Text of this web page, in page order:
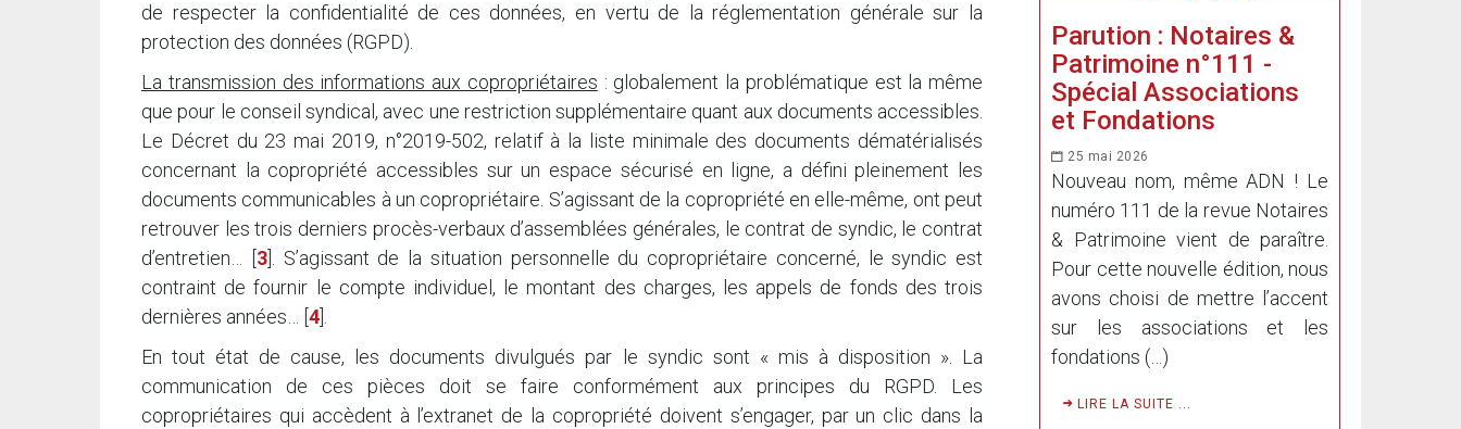
de respecter la confidentialité de ces données, en vertu de la réglementation générale sur la
protection des données (RGPD).
La transmission des informations aux copropriétaires : globalement la problématique est la même
que pour le conseil syndical, avec une restriction supplémentaire quant aux documents accessibles.
Le Décret du 23 mai 2019, n°2019-502, relatif à la liste minimale des documents dématérialisés
concernant la copropriété accessibles sur un espace sécurisé en ligne, a défini pleinement les
documents communicables à un copropriétaire. S’agissant de la copropriété en elle-même, ont peut
retrouver les trois derniers procès-verbaux d’assemblées générales, le contrat de syndic, le contrat
d’entretien…
3] . S’agissant de la situation personnelle du copropriétaire concerné, le syndic est
contraint de fournir le compte individuel, le montant des charges, les appels de fonds des trois
dernières années… 4 .
En tout état de cause, les documents divulgués par le syndic sont « mis à disposition ». La
communication de ces pièces doit se faire conformément aux principes du RGPD. Les
copropriétaires qui accèdent à l’extranet de la copropriété doivent s’engager, par un clic dans la
Parution : Notaires &
Patrimoine n°111 -
Spécial Associations
et Fondations
25 mai 2026
Nouveau nom, même ADN ! Le
numéro 111 de la revue Notaires
& Patrimoine vient de paraître.
Pour cette nouvelle édition, nous
avons choisi de mettre l’accent
sur les associations et les
fondations (…)
LIRE LA SUITE ...